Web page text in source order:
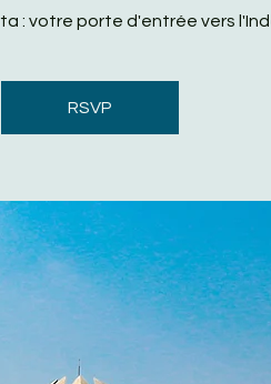
wn
: votre porte d'entrée vers
RSVP